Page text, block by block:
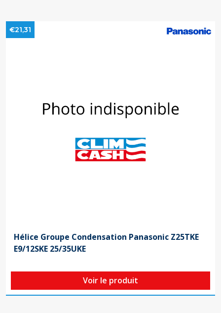
€21,31
Hélice Groupe Condensation Panasonic Z25TKE
E9/12SKE 25/35UKE
Voir le produit